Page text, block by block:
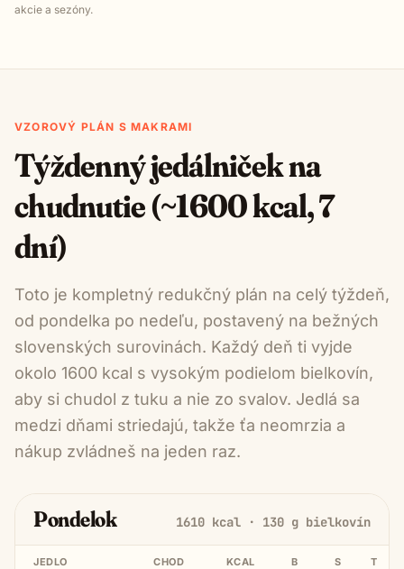
akcie a sezóny.
VZOROVÝ PLÁN S MAKRAMI
Týždenný jedálniček na
chudnutie (~1600 kcal, 7
dní)
Toto je kompletný redukčný plán na celý týždeň,
od pondelka po nedeľu, postavený na bežných
slovenských surovinách. Každý deň ti vyjde
okolo 1600 kcal s vysokým podielom bielkovín,
aby si chudol z tuku a nie zo svalov. Jedlá sa
medzi dňami striedajú, takže ťa neomrzia a
nákup zvládneš na jeden raz.
Pondelok 1610 kcal · 130 g bielkovín
JEDLO CHOD KCAL B S T